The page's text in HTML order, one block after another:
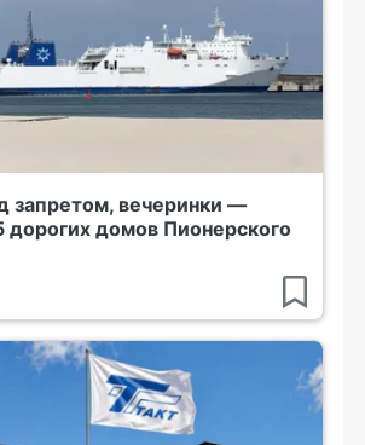
запретом, вечеринки —
домов Пионерского